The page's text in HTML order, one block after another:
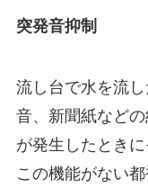
突発音抑制
流し台で水を流
音、新聞紙など
が発生したとき
この機能がない